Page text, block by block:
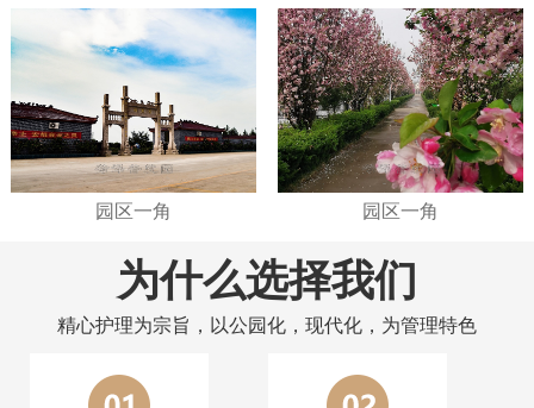
园区一角 园区一角
为什么选择我们
精心护理为宗旨，以公园化，现代化，为管理特色